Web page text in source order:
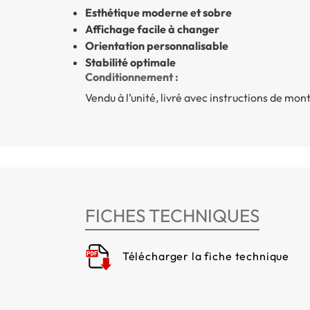
Esthétique moderne et sobre
Affichage facile à changer
Orientation personnalisable
Stabilité optimale
Conditionnement :
Vendu à l’unité, livré avec instructions de
FICHES TECHNIQUES
Télécharger la fiche technique